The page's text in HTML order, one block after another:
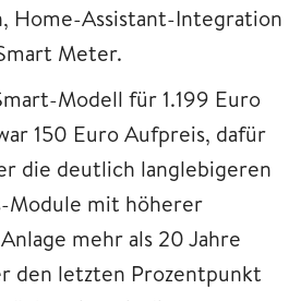
Home-Assistant-Integration
Meter.
Modell für 1.199 Euro
150 Euro Aufpreis, dafür
die deutlich langlebigeren
Module mit höherer
mehr als 20 Jahre
den letzten Prozentpunkt